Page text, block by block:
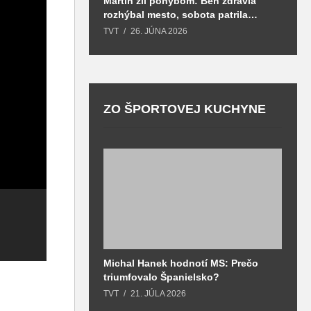
mesta Martin dňa
Mestské
zastupiteľstvo
rozhýbal mesto, sobota patrila
zdraviu a prevencii
TVT 26. JÚNA 2026
ZO ŠPORTOVEJ KUCHYNE
Michal Hanek hodnotí MS: Prečo
triumfovalo Španielsko?
TVT 21. JÚLA 2026